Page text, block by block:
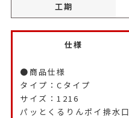
工期
仕様
●商品仕様
タイプ：Cタイプ
サイズ：1216
パッとくるりんポイ排水口